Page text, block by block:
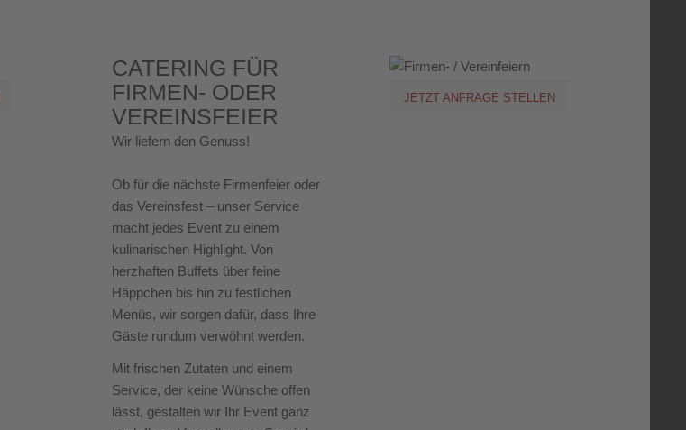
CATERING FÜR
FIRMEN- ODER
VEREINSFEIER
Wir liefern den Genuss!
Ob für die nächste Firmenfeier oder
das Vereinsfest – unser Service
macht jedes Event zu einem
kulinarischen Highlight. Von
herzhaften Buffets über feine
Häppchen bis hin zu festlichen
Menüs, wir sorgen dafür, dass Ihre
Gäste rundum verwöhnt werden.
Mit frischen Zutaten und einem
Service, der keine Wünsche offen
lässt, gestalten wir Ihr Event ganz
JETZT ANFRAGE STELLEN